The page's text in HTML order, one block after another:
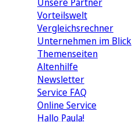
Vorteilswelt
Vergleichsrechner
Unternehmen im Blick
Themenseiten
Altenhilfe
Newsletter
Service FAQ
Online Service
Hallo Paula!